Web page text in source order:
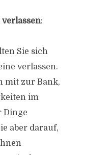
:
Sie sich
verlassen.
mit zur Bank,
im
Dinge
aber darauf,